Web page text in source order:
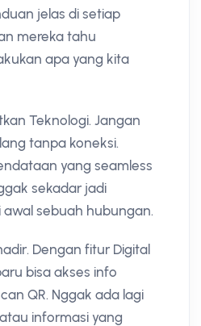
jelas di setiap
mereka tahu
apa yang kita
Teknologi. Jangan
tanpa koneksi.
yang seamless
sekadar jadi
sebuah hubungan.
Dengan fitur Digital
bisa akses info
QR. Nggak ada lagi
informasi yang